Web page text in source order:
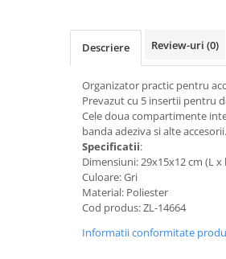
Descriere Review-uri (0)
Organizator practic pentru
Prevazut cu 5 insertii pentru
Cele doua compartimente
banda adeziva si alte accesorii.
Specificatii:
Dimensiuni: 29x15x12 cm (L x
Culoare: Gri
Material: Poliester
Cod produs: ZL-14664
Informatii conformitate